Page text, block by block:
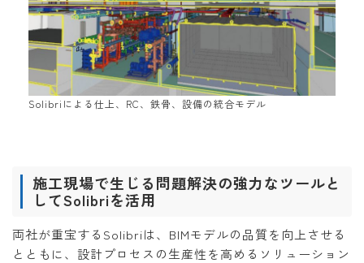
Solibriによる仕上、RC、鉄骨、設備の統合モデル
施工現場で生じる問題解決の強力なツールと
してSolibriを活用
両社が重宝するSolibriは、BIMモデルの品質を向上させる
とともに、設計プロセスの生産性を高めるソリューション